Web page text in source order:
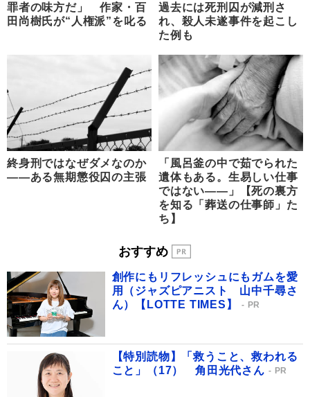
罪者の味方だ」 作家・百
田尚樹氏が“人権派”を叱る
過去には死刑囚が減刑さ
れ、殺人未遂事件を起こし
た例も
終身刑ではなぜダメなのか
――ある無期懲役囚の主張
「風呂釜の中で茹でられた
遺体もある。生易しい仕事
ではない――」【死の裏方
を知る「葬送の仕事師」た
ち】
おすすめ
創作にもリフレッシュにもガムを愛
用（ジャズピアニスト 山中千尋さ
ん）【LOTTE TIMES】
PR
【特別読物】「救うこと、救われる
こと」（17） 角田光代さん
PR